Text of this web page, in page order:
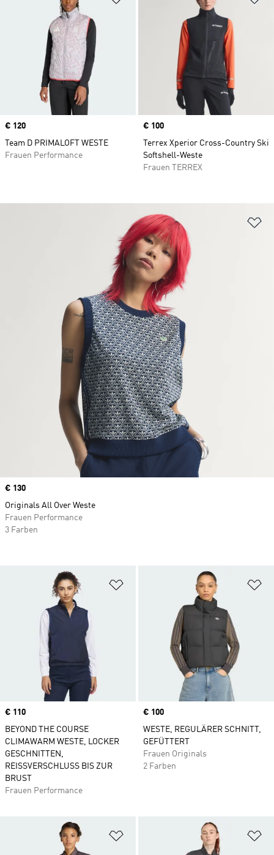
Price
€ 120
Team D PRIMALOFT WESTE
Frauen Performance
Price
€ 100
Terrex Xperior Cross-Country Ski
Softshell-Weste
Frauen TERREX
Zur Wunschliste hinzufügen
Price
€ 110
BEYOND THE COURSE
CLIMAWARM WESTE, LOCKER
GESCHNITTEN,
REISSVERSCHLUSS BIS ZUR
BRUST
Frauen Performance
Price
€ 100
WESTE, REGULÄRER SCHNITT,
GEFÜTTERT
Frauen Originals
2 Farben
Zur Wunschliste hinzufügen
Price
€ 130
Originals All Over Weste
Frauen Performance
3 Farben